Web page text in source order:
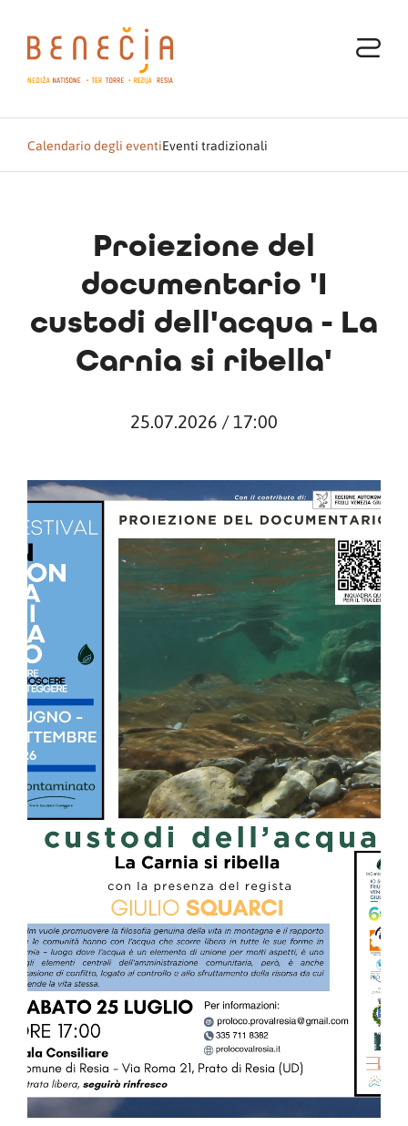
Calendario degli eventiEventi tradizionali
Proiezione del
documentario 'I
custodi dell'acqua - La
Carnia si ribella'
25.07.2026 / 17:00